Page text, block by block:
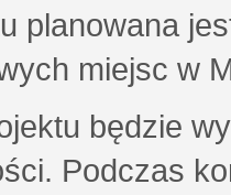
planowana
miejsc w
będzie
Podczas